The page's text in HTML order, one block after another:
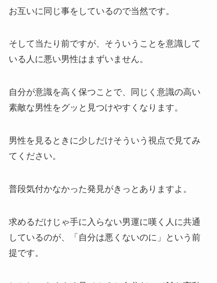
お互いに同じ事をしているので当然です。
そして当たり前ですが、そういうことを意識して
いる人に悪い男性はまずいません。
自分が意識を高く保つことで、同じく意識の高い
素敵な男性をグッと見つけやすくなります。
男性を見るときに少しだけそういう視点で見てみ
てください。
普段気付かなかった発見がきっとありますよ。
求めるだけじゃ手に入らない男運に嘆く人に共通
しているのが、「自分は悪くないのに」という前
提です。